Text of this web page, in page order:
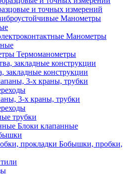
и точных измерений
Манометры
Манометры
Термоманометры
закладные конструкции
3-х краны, трубки
трубки
Блоки клапанные
Бобышки, пробки,